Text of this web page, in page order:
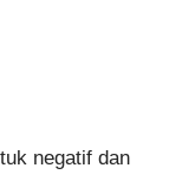
negatif dan